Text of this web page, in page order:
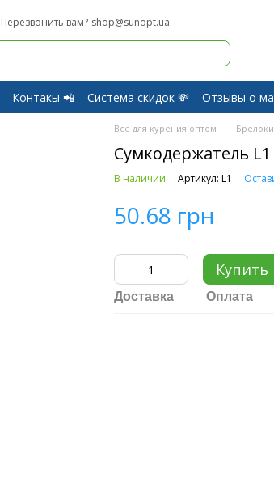
Перезвонить вам? shop@sunopt.ua
Контакы 📲 Система скидок 💸 Отзывы о
Все для курения оптом Брелоки
Сумкодержатель L1
В наличии Артикул: L1
50.68 грн
Купить
Доставка Оплата